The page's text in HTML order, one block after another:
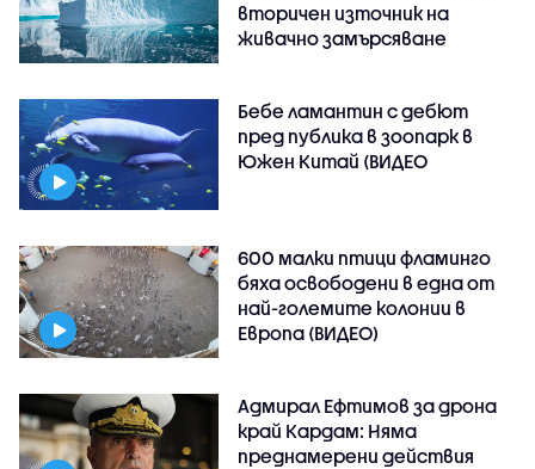
вторичен източник на
живачно замърсяване
Бебе ламантин с дебют
пред публика в зоопарк в
Южен Китай (ВИДЕО
600 малки птици фламинго
бяха освободени в една от
най-големите колонии в
Европа (ВИДЕО)
Адмирал Ефтимов за дрона
край Кардам: Няма
преднамерени действия